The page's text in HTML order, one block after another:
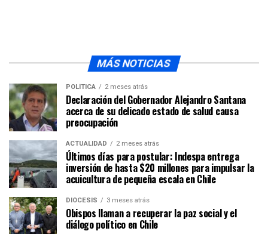
MÁS NOTICIAS
POLÍTICA 2 meses atrás
Declaración del Gobernador Alejandro Santana
acerca de su delicado estado de salud causa
preocupación
ACTUALIDAD 2 meses atrás
Últimos días para postular: Indespa entrega
inversión de hasta $20 millones para impulsar la
acuicultura de pequeña escala en Chile
DIÓCESIS 3 meses atrás
Obispos llaman a recuperar la paz social y el
diálogo político en Chile